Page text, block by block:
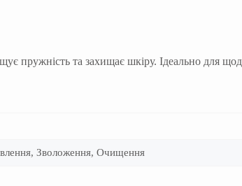
пружність та захищає шкіру. Ідеально для
Зволоження, Очищення